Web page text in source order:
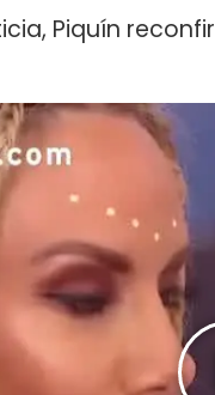
Piquín